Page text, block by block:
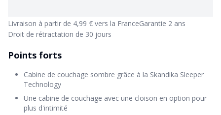
Livraison à partir de 4,99 € vers la FranceGarantie 2 ans
Droit de rétractation de 30 jours
Points forts
Cabine de couchage sombre grâce à la Skandika Sleeper
Technology
Une cabine de couchage avec une cloison en option pour
plus d'intimité